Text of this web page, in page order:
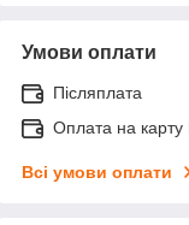
Умови оплати
Післяплата
Оплата на карту
Всі умови оплати